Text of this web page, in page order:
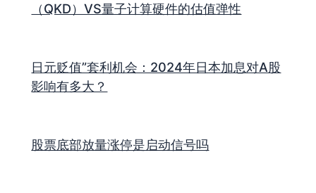
（QKD）VS量子计算硬件的估值弹性
日元贬值”套利机会：2024年日本加息对A股
影响有多大？
股票底部放量涨停是启动信号吗